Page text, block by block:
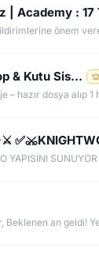
⚔️ K2Network – Ücretsiz PUS | Auto Upgrade | Geliştirilmiş Drop & Kutu Sistemi | Sürekli Güncellemel